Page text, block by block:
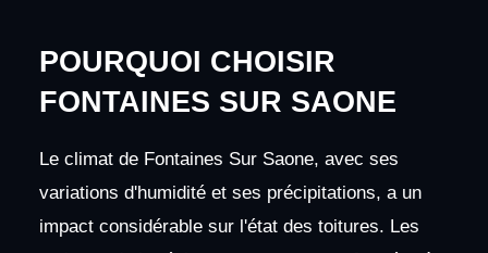
POURQUOI CHOISIR
FONTAINES SUR SAONE
Le climat de Fontaines Sur Saone, avec ses
variations d'humidité et ses précipitations, a un
impact considérable sur l'état des toitures. Les